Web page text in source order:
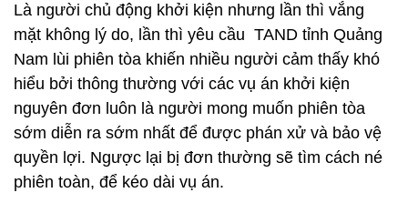
Là người chủ động khởi kiện nhưng lần thì vắng
mặt không lý do, lần thì yêu cầu TAND tỉnh Quảng
Nam lùi phiên tòa khiến nhiều người cảm thấy khó
hiểu bởi thông thường với các vụ án khởi kiện
nguyên đơn luôn là người mong muốn phiên tòa
sớm diễn ra sớm nhất để được phán xử và bảo vệ
quyền lợi. Ngược lại bị đơn thường sẽ tìm cách né
phiên toàn, để kéo dài vụ án.